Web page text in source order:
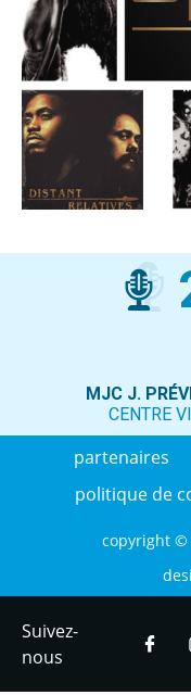
MJC J.
CENTRE
partenaires
politique de
copyright ©
Suivez-
nous